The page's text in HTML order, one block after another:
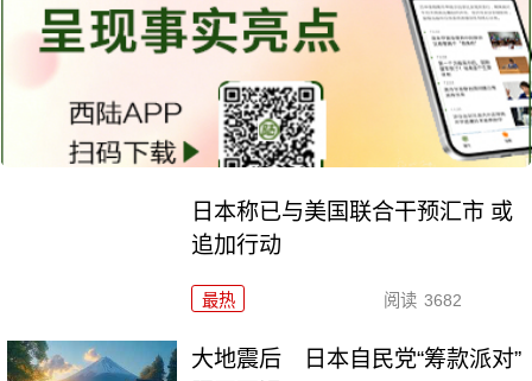
日本称已与美国联合干预汇市 或
追加行动
最热 阅读 3682
大地震后 日本自民党“筹款派对”